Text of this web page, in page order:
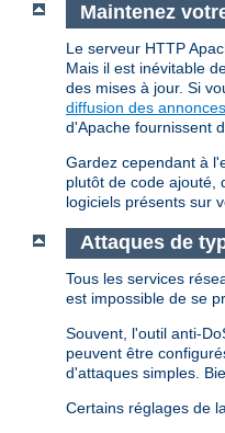
Maintenez
Le serveur HTTP
Mais il est inévitable
des mises à jour. Si
diffusion des
d'Apache fournissent
Gardez cependant à
plutôt de code ajouté,
logiciels présents sur
Attaques de
Tous les services
est impossible de se
Souvent, l'outil anti-
peuvent être
d'attaques simples.
Certains réglages de